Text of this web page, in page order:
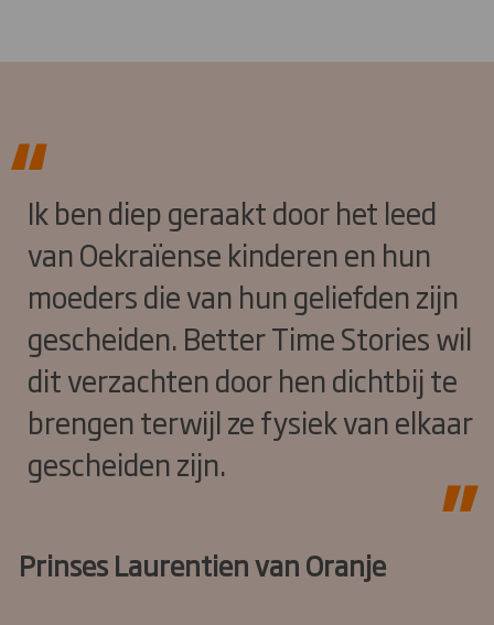
Ik ben diep geraakt door het leed
van Oekraïense kinderen en hun
moeders die van hun geliefden zijn
gescheiden. Better Time Stories wil
dit verzachten door hen dichtbij te
brengen terwijl ze fysiek van elkaar
gescheiden zijn.
Prinses Laurentien van Oranje